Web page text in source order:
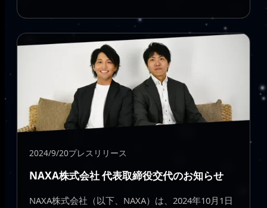
2024/9/20プレスリリース
NAXA株式会社 代表取締役交代のお知らせ
NAXA株式会社（以下、NAXA）は、2024年10月1日